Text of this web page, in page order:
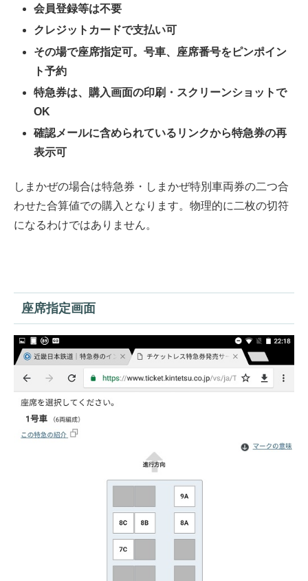
会員登録等は不要
クレジットカードで支払い可
その場で座席指定可。号車、座席番号をピンポイン
ト予約
特急券は、購入画面の印刷・スクリーンショットで
OK
確認メールに含められているリンクから特急券の再
表示可
しまかぜの場合は特急券・しまかぜ特別車両券の二つ合
わせた合算値での購入となります。物理的に二枚の切符
になるわけではありません。
座席指定画面